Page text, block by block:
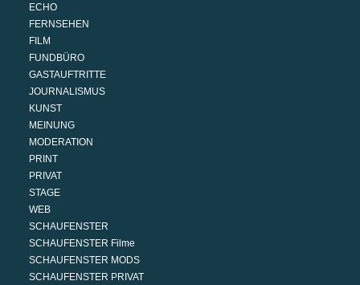
ECHO
FERNSEHEN
FILM
FUNDBÜRO
GASTAUFTRITTE
JOURNALISMUS
KUNST
MEINUNG
MODERATION
PRINT
PRIVAT
STAGE
WEB
SCHAUFENSTER
SCHAUFENSTER Filme
SCHAUFENSTER MODS
SCHAUFENSTER PRIVAT